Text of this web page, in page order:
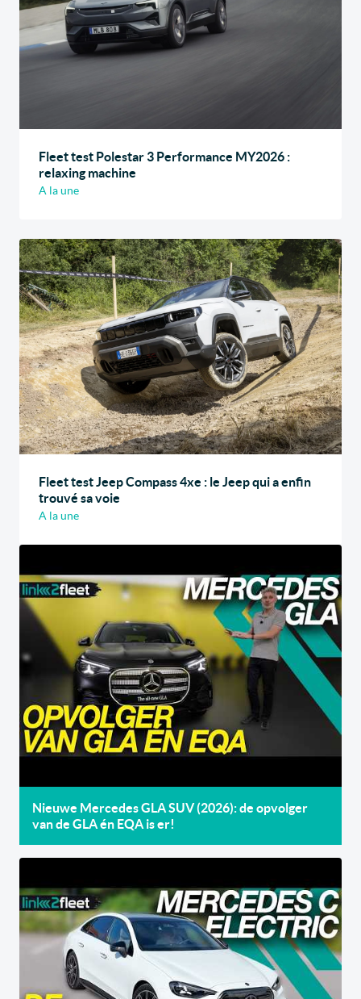
Fleet test Polestar 3 Performance MY2026 :
relaxing machine
A la une
Fleet test Jeep Compass 4xe : le Jeep qui a enfin
trouvé sa voie
A la une
Nieuwe Mercedes GLA SUV (2026): de opvolger
van de GLA én EQA is er!